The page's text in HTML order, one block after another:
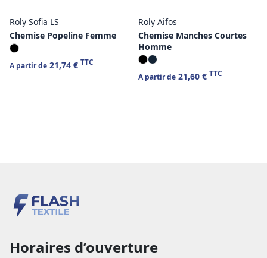
Roly Sofia LS
Chemise Popeline Femme
A partir de 21,74 € TTC
Roly Aifos
Chemise Manches Courtes
Homme
A partir de 21,60 € TTC
Horaires d’ouverture